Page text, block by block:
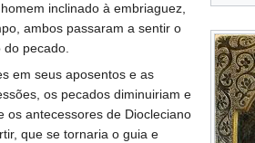
inclinado à embriaguez,
ambos passaram a sentir o
do pecado.
em seus aposentos e as
os pecados diminuiriam e
os antecessores de Diocleciano
que se tornaria o guia e